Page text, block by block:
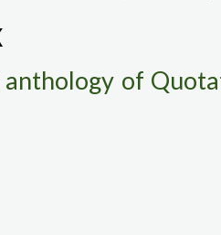
anthology of